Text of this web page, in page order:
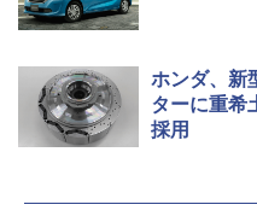
ホンダ、新
ターに重希
採用